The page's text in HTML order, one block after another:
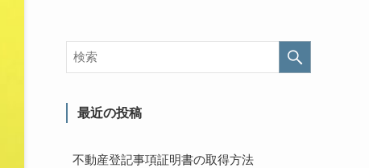
最近の投稿
不動産登記事項証明書の取得方法